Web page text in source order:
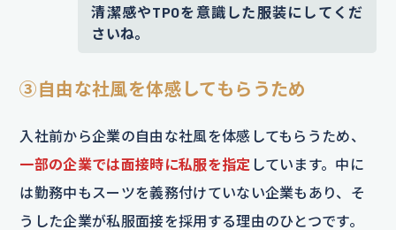
清潔感やTPOを意識した服装にしてくだ
さいね。
③自由な社風を体感してもらうため
入社前から企業の自由な社風を体感してもらうため、
一部の企業では面接時に私服を指定 しています。中に
は勤務中もスーツを義務付けていない企業もあり、そ
うした企業が私服面接を採用する理由のひとつです。